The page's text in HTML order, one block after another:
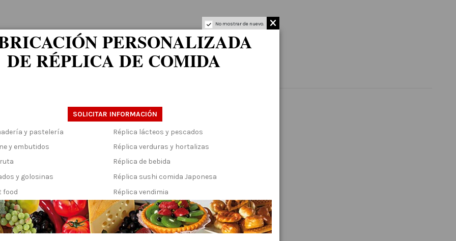
con tiesto 150cm
con tiesto 150cm
No mostrar de nuevo.
PERSONALIZADA
DE RÉPLICA DE COMIDA
SOLICITAR INFORMACIÓN
y pastelería
Réplica lácteos y pescados
y embutidos
Réplica verduras y hortalizas
Réplica de bebida
y golosinas
Réplica sushi comida Japonesa
food
Réplica vendimia